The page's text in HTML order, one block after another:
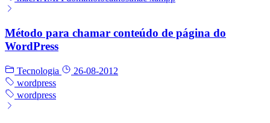
Método para chamar conteúdo de página do
WordPress
Tecnologia
26-08-2012
wordpress
wordpress